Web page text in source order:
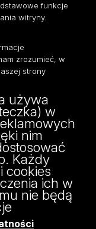
funkcje
witryny.
zrozumieć, w
strony
używa
w
nim
Każdy
cookies
ich w
nie będą